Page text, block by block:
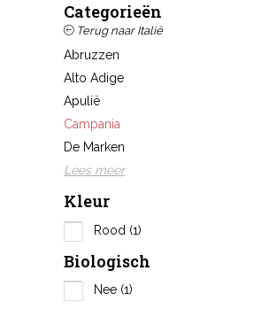
Categorieën
Terug naar Italië
Abruzzen
Alto Adige
Apulië
Campania
De Marken
Lees meer
Kleur
Rood (1)
Biologisch
Nee (1)